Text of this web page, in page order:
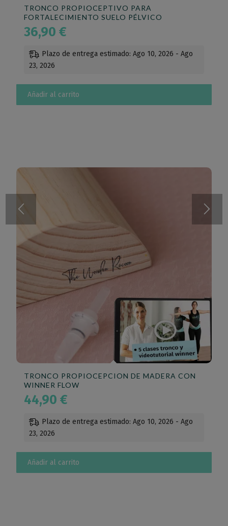
TRONCO PROPIOCEPTIVO PARA
FORTALECIMIENTO SUELO PÉLVICO
36,90€
Plazo de entrega estimado: Ago 10, 2026 - Ago
23, 2026
Añadir al carrito
TRONCO PROPIOCEPCION DE MADERA CON
WINNER FLOW
44,90€
Plazo de entrega estimado: Ago 10, 2026 - Ago
23, 2026
Añadir al carrito